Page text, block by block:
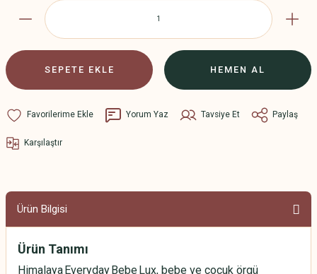
SEPETE EKLE HEMEN AL
Yorum Yaz Tavsiye Et Paylaş
Karşılaştır
Ürün Bilgisi
Ürün Tanımı
Himalaya Everyday Bebe Lux, bebe ve çocuk örgü